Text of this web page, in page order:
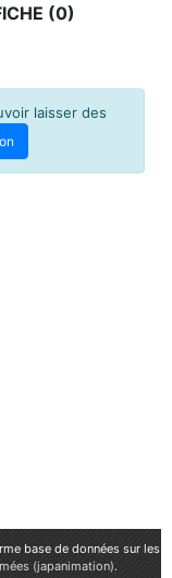
(0)
laisser des
base de données sur les
(japanimation).